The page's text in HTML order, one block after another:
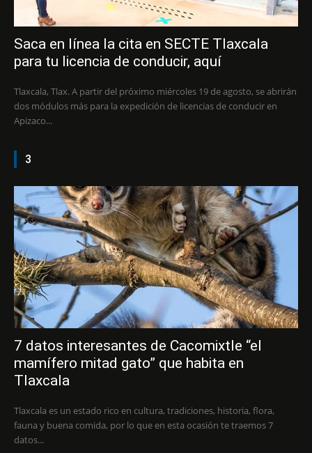
Saca en línea la cita en SECTE Tlaxcala
para tu licencia de conducir, aquí
Tlaxcala, Tlax. A partir del próximo miércoles 19 de agosto, se abrirán
dos módulos más para la expedición de licencias de conducir en
Apizaco...
3
7 datos interesantes de Cacomixtle “el
mamífero mitad gato” que habita en
Tlaxcala
Tlaxcala es un estado rico en cultura, tradiciones, historia, flora,
fauna y buena comida, por lo que en esta ocasión te traemos 7
datos...